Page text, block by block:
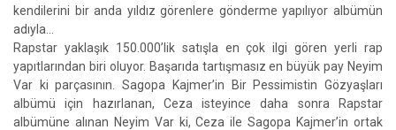
kendilerini bir anda yıldız görenlere gönderme yapılıyor albümün
adıyla...
Rapstar yaklaşık 150.000’lik satışla en çok ilgi gören yerli rap
yapıtlarından biri oluyor. Başarıda tartışmasız en büyük pay Neyim
Var ki parçasının. Sagopa Kajmer’in Bir Pessimistin Gözyaşları
albümü için hazırlanan, Ceza isteyince daha sonra Rapstar
albümüne alınan Neyim Var ki, Ceza ile Sagopa Kajmer’in ortak